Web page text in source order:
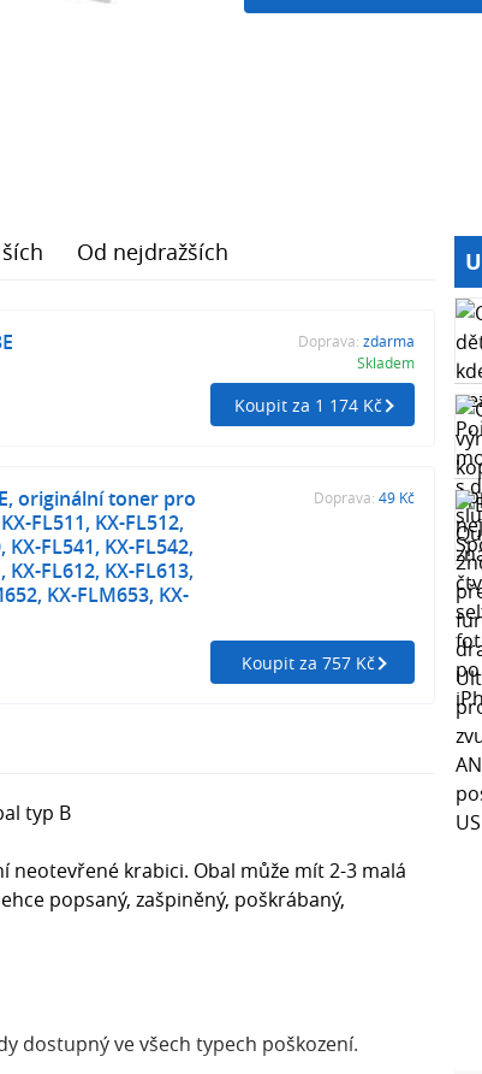
Od nejdražších
Doprava: zdarma
Skladem
Koupit za 1 174 Kč
originální toner pro
FL511, KX-FL512,
KX-FL541, KX-FL542,
KX-FL612, KX-FL613,
KX-FLM653, KX-
Doprava: 49 Kč
Koupit za 757 Kč
typ B
krabici. Obal může mít 2-3 malá
popsaný, zašpiněný, poškrábaný,
dostupný ve všech typech poškození.